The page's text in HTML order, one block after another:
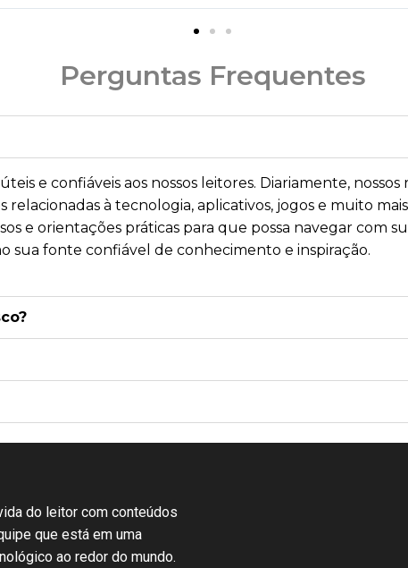
Perguntas Frequentes
e confiáveis aos nossos leitores. Diariamente,
relacionadas à tecnologia, aplicativos, jogos e muito
e orientações práticas para que possa navegar com
sua fonte confiável de conhecimento e inspiração.
do leitor com conteúdos
que está em uma
ao redor do mundo.